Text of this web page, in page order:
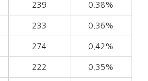
239 0.38%
233 0.36%
274 0.42%
222 0.35%